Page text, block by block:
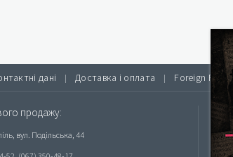
дані | Доставка і оплата | Foreign Rights
продажу:
вул. Подільська, 44